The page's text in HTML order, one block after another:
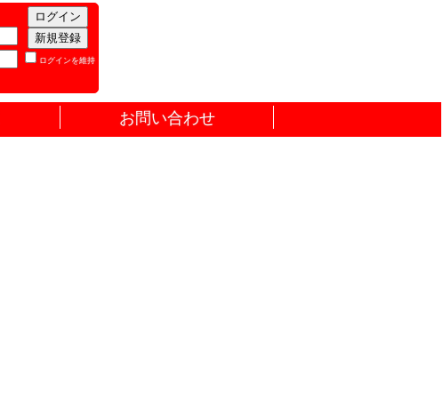
ログインを維持
お問い合わせ